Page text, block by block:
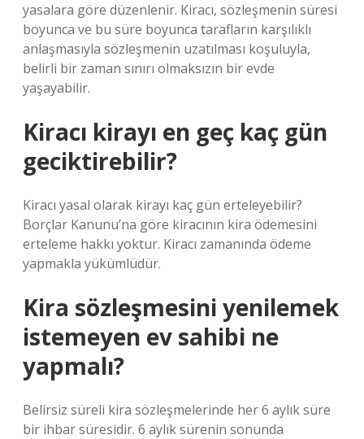
yasalara göre düzenlenir. Kiracı, sözleşmenin süresi
boyunca ve bu süre boyunca tarafların karşılıklı
anlaşmasıyla sözleşmenin uzatılması koşuluyla,
belirli bir zaman sınırı olmaksızın bir evde
yaşayabilir.
Kiracı kirayı en geç kaç gün
geciktirebilir?
Kiracı yasal olarak kirayı kaç gün erteleyebilir?
Borçlar Kanunu’na göre kiracının kira ödemesini
erteleme hakkı yoktur. Kiracı zamanında ödeme
yapmakla yükümlüdür.
Kira sözleşmesini yenilemek
istemeyen ev sahibi ne
yapmalı?
Belirsiz süreli kira sözleşmelerinde her 6 aylık süre
bir ihbar süresidir. 6 aylık sürenin sonunda